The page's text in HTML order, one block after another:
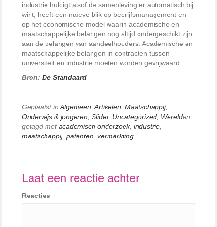
industrie huldigt alsof de samenleving er automatisch bij
wint, heeft een naïeve blik op bedrijfsmanagement en
op het economische model waarin academische en
maatschappelijke belangen nog altijd ­ondergeschikt zijn
aan de belangen van aandeelhouders. Academische en
maatschappelijke belangen in contracten tussen
universiteit en industrie moeten worden gevrijwaard.
Bron: De Standaard
Geplaatst in Algemeen Artikelen Maatschappij,
Onderwijs & jongeren Slider, Uncategorized Werelden
getagd metacademisch onderzoek, industrie
maatschappij, patenten vermarkting
Laat een reactie achter
Reacties